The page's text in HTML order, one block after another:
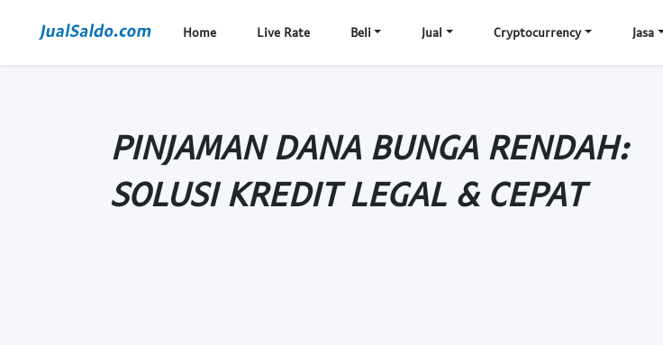
Home Live Rate Beli Jual Cryptocurrency Jasa
PINJAMAN DANA BUNGA RENDAH:
SOLUSI KREDIT LEGAL & CEPAT